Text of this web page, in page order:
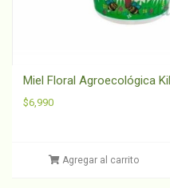
Miel Floral Agroecológica
$6,990
Agregar al carrito